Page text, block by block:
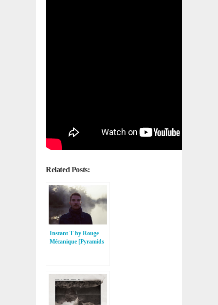
Related Posts:
Instant T by Rouge
Mécanique [Pyramids